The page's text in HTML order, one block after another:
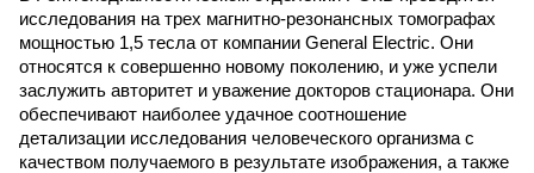
исследования на трех магнитно-резонансных томографах
мощностью 1,5 тесла от компании General Electric. Они
относятся к совершенно новому поколению, и уже успели
заслужить авторитет и уважение докторов стационара. Они
обеспечивают наиболее удачное соотношение
детализации исследования человеческого организма с
качеством получаемого в результате изображения, а также